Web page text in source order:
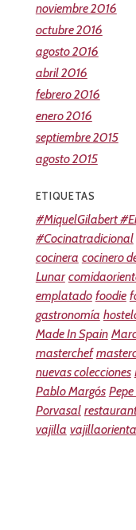
noviembre 2016
octubre 2016
agosto 2016
abril 2016
febrero 2016
enero 2016
septiembre 2015
agosto 2015
ETIQUETAS
#MiquelGilabert
#Cocinatradicional
cocinera cocinero
Lunar
emplatado foodie
gastronomía
Made In Spain
masterchef
nuevas colecciones
Pablo Margós
Porvasal
vajilla